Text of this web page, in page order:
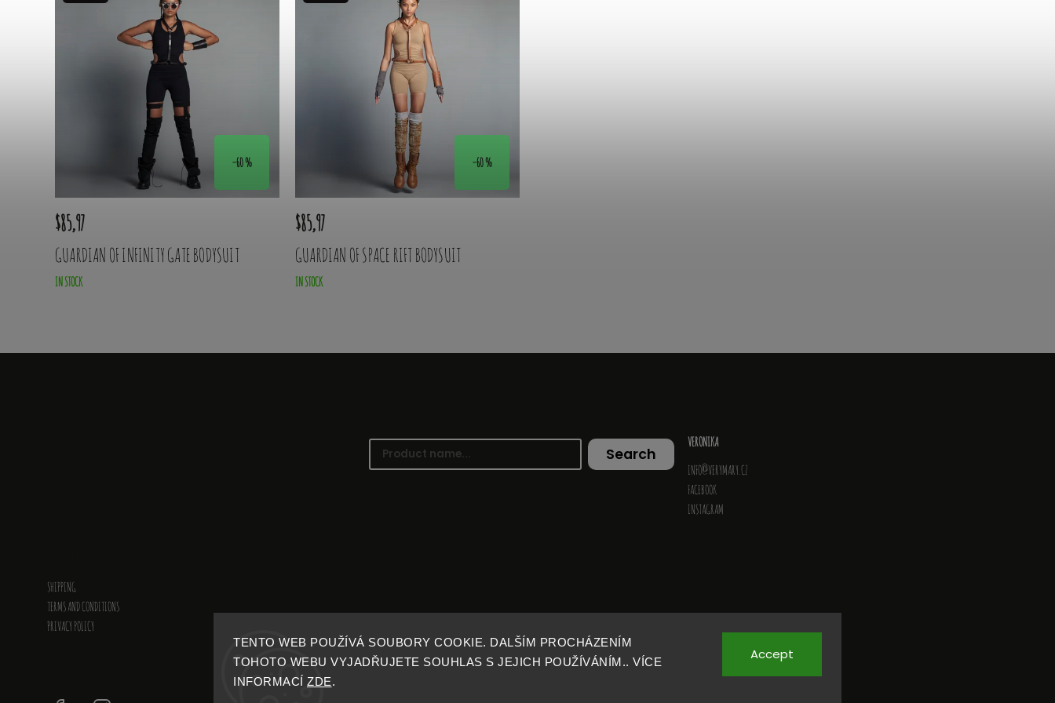
TENTO WEB POUŽÍVÁ SOUBORY COOKIE. DALŠÍM PROCHÁZENÍM
TOHOTO WEBU VYJADŘUJETE SOUHLAS S JEJICH POUŽÍVÁNÍM.. VÍCE
INFORMACÍ ZDE.
Accept
–60 %
GUARDIAN OF INFINITY GATE BODYSUIT
IN STOCK
$85,97
–60 %
GUARDIAN OF SPACE RIFT BODYSUIT
IN STOCK
$85,97
Search
VERONIKA
INFO@VERYMARY.CZ
FACEBOOK
INSTAGRAM
SHIPPING
TERMS AND CONDITIONS
PRIVACY POLICY